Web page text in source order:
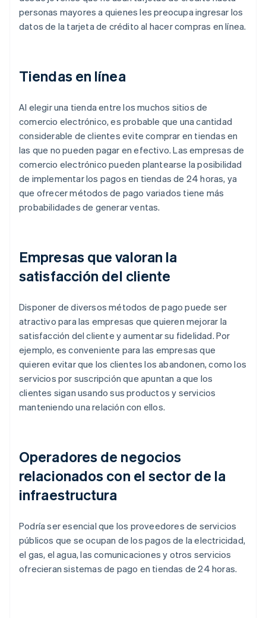
personas mayores a quienes les preocupa ingresar los
datos de la tarjeta de crédito al hacer compras en línea.
Tiendas en línea
Al elegir una tienda entre los muchos sitios de
comercio electrónico, es probable que una cantidad
considerable de clientes evite comprar en tiendas en
las que no pueden pagar en efectivo. Las empresas de
comercio electrónico pueden plantearse la posibilidad
de implementar los pagos en tiendas de 24 horas, ya
que ofrecer métodos de pago variados tiene más
probabilidades de generar ventas.
Empresas que valoran la
satisfacción del cliente
Disponer de diversos métodos de pago puede ser
atractivo para las empresas que quieren mejorar la
satisfacción del cliente y aumentar su fidelidad. Por
ejemplo, es conveniente para las empresas que
quieren evitar que los clientes los abandonen, como los
servicios por suscripción que apuntan a que los
clientes sigan usando sus productos y servicios
manteniendo una relación con ellos.
Operadores de negocios
relacionados con el sector de la
infraestructura
Podría ser esencial que los proveedores de servicios
públicos que se ocupan de los pagos de la electricidad,
el gas, el agua, las comunicaciones y otros servicios
ofrecieran sistemas de pago en tiendas de 24 horas.